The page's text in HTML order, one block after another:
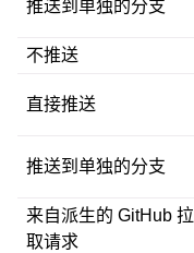
推送到单独的分支
不推送
直接推送
推送到单独的分支
来自派生的 GitHub 拉
取请求